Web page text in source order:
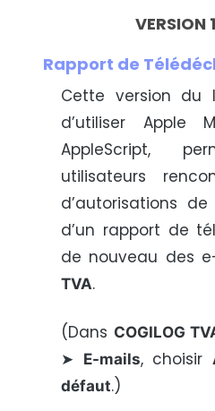
VERSION
Rapport de
Cette version du
d’utiliser Apple
AppleScript,
utilisateurs
d’autorisations
d’un rapport de
de nouveau des
TVA.
(Dans COGILOG
➤ E-mails, choisir
défaut.)